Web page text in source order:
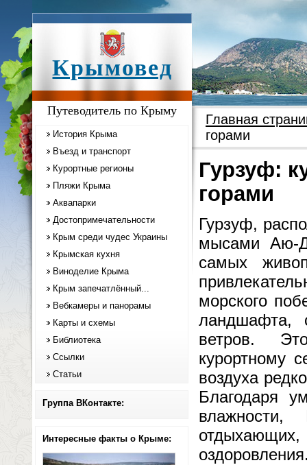
Крымовед
Путеводитель по Крыму
История Крыма
Въезд и транспорт
Курортные регионы
Пляжи Крыма
Аквапарки
Достопримечательности
Крым среди чудес Украины
Крымская кухня
Виноделие Крыма
Крым запечатлённый...
Вебкамеры и панорамы
Карты и схемы
Библиотека
Ссылки
Статьи
Группа ВКонтакте:
Интересные факты о Крыме:
Главная
горами
Гурзуф:
горами
Гурзуф,
мысами Аю-
самых
морского
ландшафта,
ветров.
курортному
воздуха
Благодаря